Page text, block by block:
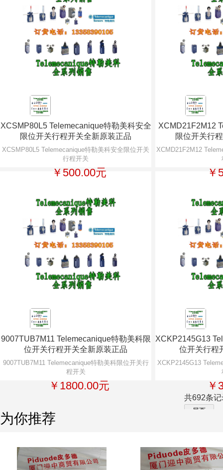
XCSMP80L5 Telemecanique特勒美科安全
限位开关行程开关全新原装正品
XCSMP80L5 Telemecanique特勒美科安全限位开关
行程开关
￥500.00元
XCMD21F2M12
限位开关行
XCMD21F2M12
￥
9007TUB7M11 Telemecanique特勒美科限
位开关行程开关全新原装正品
9007TUB7M11 Telemecanique特勒美科限位开关行
程开关
￥1800.00元
XCKP2145G13
位开关行程
XCKP2145G13
￥
共692条
为你推荐